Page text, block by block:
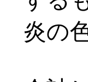
炎の